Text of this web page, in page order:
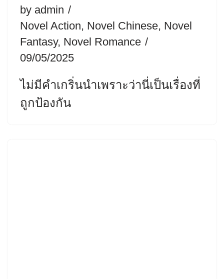
by admin
Novel Action, Novel Chinese, Novel
Fantasy, Novel Romance
09/05/2025
ไม่มีคำเกริ่นนำเพราะว่านี่เป็นเรื่องที่
ถูกป้องกัน